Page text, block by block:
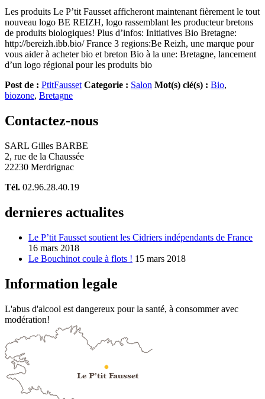
Les produits Le P’tit Fausset afficheront maintenant fièrement le tout
nouveau logo BE REIZH, logo rassemblant les producteur bretons
de produits biologiques! Plus d’infos: Initiatives Bio Bretagne:
http://bereizh.ibb.bio/ France 3 regions:Be Reizh, une marque pour
vous aider à acheter bio et breton Bio à la une: Bretagne, lancement
d’un logo régional pour les produits bio
Post de : PtitFausset Categorie : Salon Mot(s) clé(s) : Bio,
biozone, Bretagne
Contactez-nous
SARL Gilles BARBE
2, rue de la Chaussée
22230 Merdrignac
Tél. 02.96.28.40.19
dernieres actualites
Le P’tit Fausset soutient les Cidriers indépendants de France
16 mars 2018
Le Bouchinot coule à flots ! 15 mars 2018
Information legale
L'abus d'alcool est dangereux pour la santé, à consommer avec
modération!